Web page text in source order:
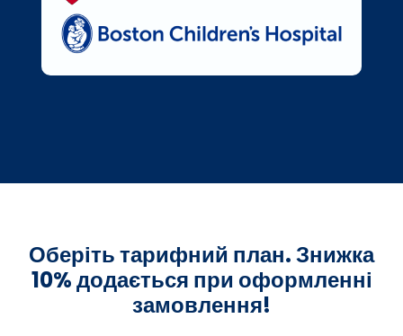
Оберіть тарифний план. Знижка
10% додається при оформленні
замовлення!